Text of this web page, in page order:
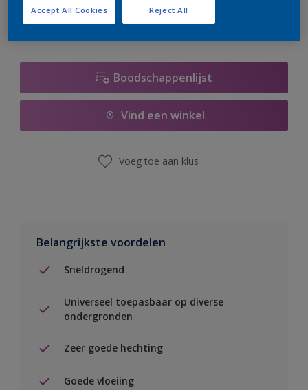
Boodschappenlijst
Vind een winkel
Voeg toe aan klus
Belangrijkste voordelen
Sneldrogend
Universeel toepasbaar op diverse
ondergronden
Zeer goede hechting
Goede vloeiing
Reject All
Accept All Cookies